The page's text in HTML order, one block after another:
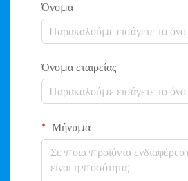
Όνομα
Όνομα εταιρείας
Μήνυμα